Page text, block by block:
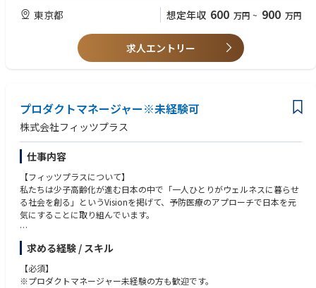
【ポジションのミッション】
引していただきます。
・よりユーザー理解をふかめ高い解像度をもって、選ばれるための各施策
社等）と連携し、意思決定と実行を前に進めること。
・企業アカウントのInstagram運用経験
・ベンチャー企業やスタートアップ、または大企業の新規事業立ち上げフ
ェーズでの就業経験
【求める人物像】
・スタートアップ企業が成長していくフェーズに合わせて、個人の成長観
点でも新しいことに前向きに取り組む明るい性格の方
・自分の頭で考え、手を動かし、自発的に行動できる方
東京都 想定年収 600 万円 ~ 900 万円
求人エントリー
プロダクトマネージャー※未経験可
株式会社フィッツプラス
仕事内容
【フィッツプラスについて】
私たちは少子高齢化が進む日本の中で「一人ひとりがウェルネスに暮らせ
る社会を創る」というVisionを掲げて、予防医療のアプローチで日本を元
気にすることに取り組んでいます。
弊社の主力事業の特定保健指導は、2008年に始まった国の制度で年々参加
者が増えている市場となります。弊社はこの5年くらいで業界20～30番手
から上位のシェアを獲得する成長をしています。指導の流れは、特定健康
診査を受けた方の中からメタボリックシンドロームに該当した方に対し
求める経験 / スキル
【必須】
※プロダクトマネージャー未経験の方も歓迎です。